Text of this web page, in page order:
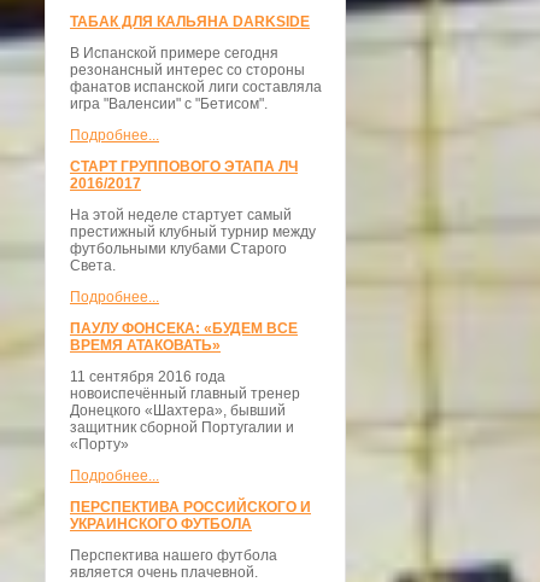
ТАБАК ДЛЯ КАЛЬЯНА DARKSIDE
В Испанской примере сегодня
резонансный интерес со стороны
фанатов испанской лиги составляла
игра "Валенсии" с "Бетисом".
Подробнее...
СТАРТ ГРУППОВОГО ЭТАПА ЛЧ
2016/2017
На этой неделе стартует самый
престижный клубный турнир между
футбольными клубами Старого
Света.
Подробнее...
ПАУЛУ ФОНСЕКА: «БУДЕМ ВСЕ
ВРЕМЯ АТАКОВАТЬ»
11 сентября 2016 года
новоиспечённый главный тренер
Донецкого «Шахтера», бывший
защитник сборной Португалии и
«Порту»
Подробнее...
ПЕРСПЕКТИВА РОССИЙСКОГО И
УКРАИНСКОГО ФУТБОЛА
Перспектива нашего футбола
является очень плачевной.